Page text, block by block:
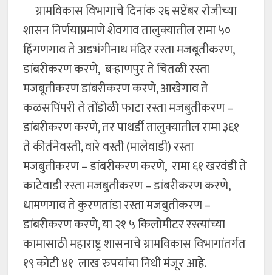
ग्रामविकास विभागाचे दिनांक २६ सप्टेंबर रोजीच्या
शासन निर्णयाप्रमाणे शेवगाव तालुक्यातील रामा ५०
हिंगणगाव ते अडभंगीनाथ मंदिर रस्ता मजबूतीकरण,
डांबरीकरण करणे, बऱ्हाणपुर ते चितळी रस्ता
मजबूतीकरण डांबरीकरण करणे, आखेगाव ते
कळसपिंपरी ते तोंडोळी फाटा रस्ता मजबुतीकरण –
डांबरीकरण करणे, तर पाथर्डी तालुक्यातील रामा ३६१
ते कीर्तनेवस्ती, वारे वस्ती (मालेवाडी) रस्ता
मजबुतीकरण – डांबरीकरण करणे, रामा ६१ खरवंडी ते
काटेवाडी रस्ता मजबुतीकरण – डांबरीकरण करणे,
धामणगाव ते कुरणतांडा रस्ता मजबुतीकरण –
डांबरीकरण करणे, या २१ ५ किलोमीटर रस्त्यांच्या
कामासाठी महाराष्ट्र शासनाचे ग्रामविकास विभागांतर्गत
१९ कोटी ४१ लाख रुपयांचा निधी मंजूर आहे.